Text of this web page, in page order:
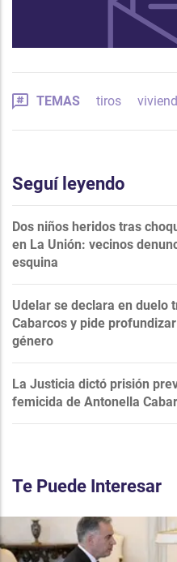
TEMAS tiros
Seguí leyendo
Dos niños heridos tras
en La Unión: vecinos
esquina
Udelar se declara en duelo
Cabarcos y pide
género
La Justicia dictó prisión
femicida de Antonella
Te Puede Interesar